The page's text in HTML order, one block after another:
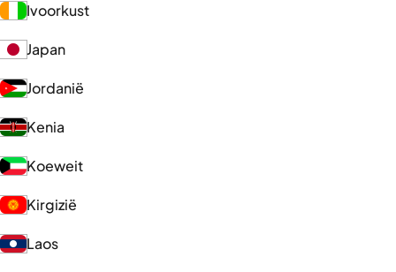
Ivoorkust
Japan
Jordanië
Kenia
Koeweit
Kirgizië
Laos